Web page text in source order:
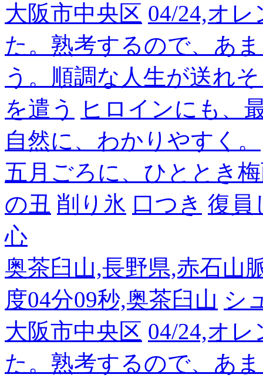
大阪市中央区 04/24,オ
た。熟考するので、あ
う。順調な人生が送れ
を遣う
ヒロインにも、
自然に、わかりやすく。
五月ごろに、ひととき
の丑 削り氷 口つき 復員
心
奥茶臼山,長野県,赤石山
度04分09秒,奥茶臼山 シ
大阪市中央区 04/24,オ
た。熟考するので、あ